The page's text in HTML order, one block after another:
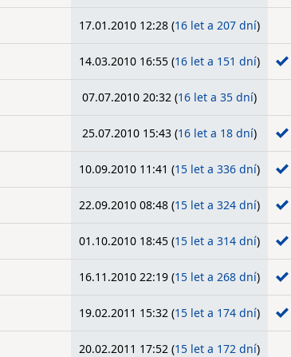
17.01.2010 12:28 (16 let a 207 dní)
14.03.2010 16:55 (16 let a 151 dní)
07.07.2010 20:32 (16 let a 35 dní)
25.07.2010 15:43 (16 let a 18 dní)
10.09.2010 11:41 (15 let a 336 dní)
22.09.2010 08:48 (15 let a 324 dní)
01.10.2010 18:45 (15 let a 314 dní)
16.11.2010 22:19 (15 let a 268 dní)
19.02.2011 15:32 (15 let a 174 dní)
20.02.2011 17:52 (15 let a 172 dní)